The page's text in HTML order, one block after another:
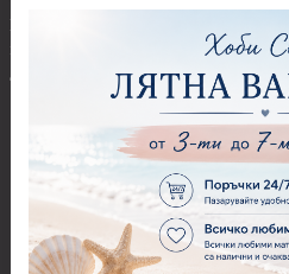
Бои - акрилни, гланц, мат,
перла, металик, текстилни и
други
Акрилни бои - Stamperia
Акрилни бои - Pentart
Акрилни бои металик -
Pentart
Акрилни бои - Artiste